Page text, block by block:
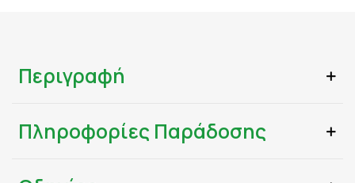
Περιγραφή
Πληροφορίες Παράδοσης